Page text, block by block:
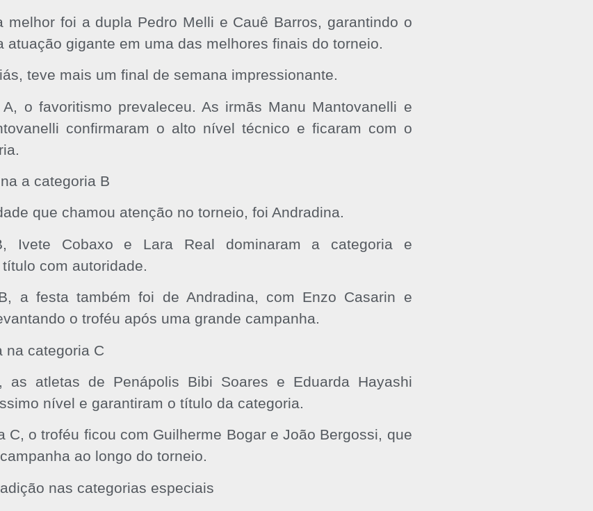
melhor foi a dupla Pedro Melli e Cauê Barros, garantindo o
atuação gigante em uma das melhores finais do torneio.
teve mais um final de semana impressionante.
o favoritismo prevaleceu. As irmãs Manu Mantovanelli e
confirmaram o alto nível técnico e ficaram com o
a categoria B
que chamou atenção no torneio, foi Andradina.
Ivete Cobaxo e Lara Real dominaram a categoria e
com autoridade.
a festa também foi de Andradina, com Enzo Casarin e
o troféu após uma grande campanha.
na categoria C
as atletas de Penápolis Bibi Soares e Eduarda Hayashi
nível e garantiram o título da categoria.
C, o troféu ficou com Guilherme Bogar e João Bergossi, que
ao longo do torneio.
nas categorias especiais